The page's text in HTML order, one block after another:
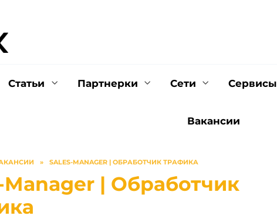
Статьи Партнерки Сети Cервисы
Вакансии
» SALES-MANAGER | ОБРАБОТЧИК ТРАФИКА
Manager | Обработчик